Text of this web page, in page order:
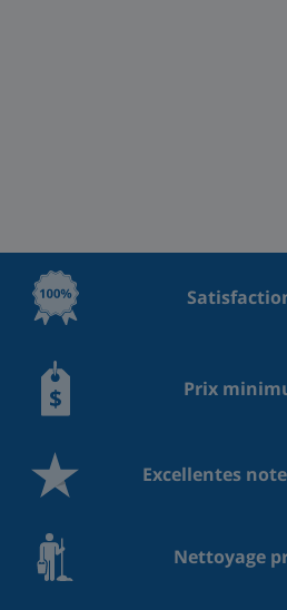
Prix
Excellentes
Nettoyage